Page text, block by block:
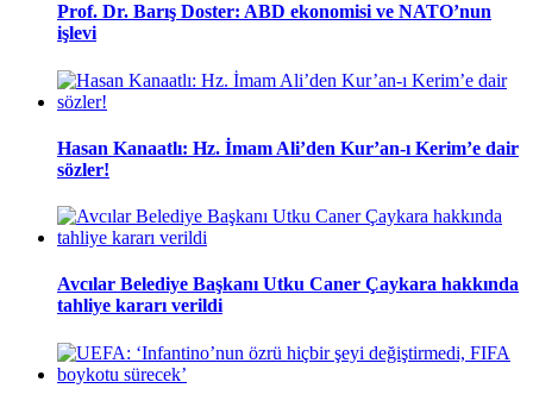
Prof. Dr. Barış Doster: ABD ekonomisi ve NATO’nun
işlevi
Hasan Kanaatlı: Hz. İmam Ali’den Kur’an-ı Kerim’e dair
sözler!
Avcılar Belediye Başkanı Utku Caner Çaykara hakkında
tahliye kararı verildi